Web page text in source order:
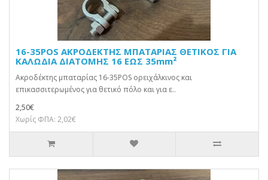
16-35POS ΑΚΡΟΔΕΚΤΗΣ ΜΠΑΤΑΡΙΑΣ ΘΕΤΙΚΟΣ ΓΙΑ
ΚΑΛΩΔΙΑ ΔΙΑΤΟΜΗΣ 16 ΕΩΣ 35mm²
Ακροδέκτης μπαταρίας 16-35POS ορειχάλκινος και
επικασσιτερωμένος για θετικό πόλο και για ε..
2,50€
Χωρίς ΦΠΑ: 2,02€